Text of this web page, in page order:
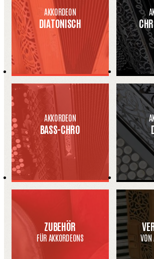
AKKORDEON
DIATONISCH
AKKORDEON
BASS-CHRO
ZUBEHÖR
FÜR AKKORDEONS VON